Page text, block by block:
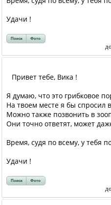
Удачи !
Поиск Фото
Привет тебе, Вика !
Я думаю, что это грибковое
На твоем месте я бы спросил
Можно также позвонить в
Они точно ответят, может
Время, судя по всему, у тебя
Удачи !
Поиск Фото